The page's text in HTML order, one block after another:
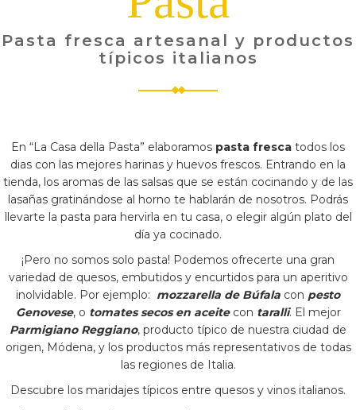
Pasta fresca artesanal y productos
típicos italianos
En “La Casa della Pasta” elaboramos pasta fresca todos los
dias con las mejores harinas y huevos frescos. Entrando en la
tienda, los aromas de las salsas que se están cocinando y de las
lasañas gratinándose al horno te hablarán de nosotros. Podrás
llevarte la pasta para hervirla en tu casa, o elegir algún plato del
día ya cocinado.
¡Pero no somos solo pasta! Podemos ofrecerte una gran
variedad de quesos, embutidos y encurtidos para un aperitivo
inolvidable. Por ejemplo: mozzarella de Búfala con pesto
Genovese, o tomates secos en aceitecon taralli. El mejor
Parmigiano Reggiano, producto típico de nuestra ciudad de
origen, Módena, y los productos más representativos de todas
las regiones de Italia.
Descubre los maridajes típicos entre quesos y vinos italianos.